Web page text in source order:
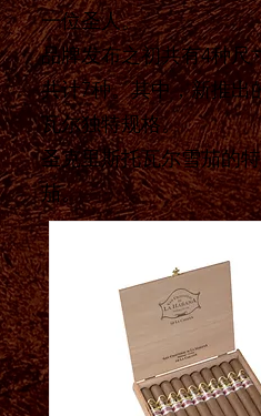
一位圣人。
品牌发布之初共有4种尺
共计7种。其中，新推出
瓦尔独特规格。
圣克里斯托瓦尔雪茄的
茄。